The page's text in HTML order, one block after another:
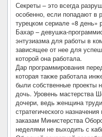
Секреты – это всегда
особенно, если попадают
турецком сериале «8 день»
Бахар – девушка-
энтузиазма для работы в
зависящее от нее для
которой она работала.
Дар программирования
которая также работала
были собственные проекты
дочь. Уровень мастерства
дочери, ведь женщина
стратегического
заказам Министерства
неделями не выходить с